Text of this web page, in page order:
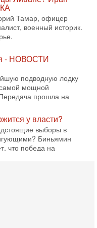
Тамар, офицер
военный историк.
- НОВОСТИ
подводную лодку
мощной
прошла на
у власти?
выборы в
Биньямин
что победа на